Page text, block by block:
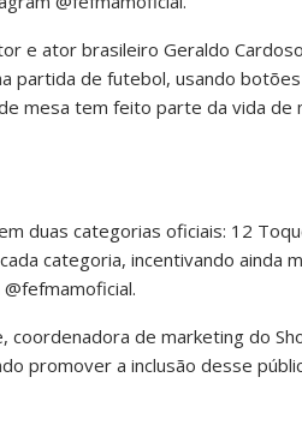
e ator brasileiro Geraldo
partida de futebol, usando
mesa tem feito parte da vida de
duas categorias oficiais: 12
categoria, incentivando ainda
coordenadora de marketing do
promover a inclusão desse